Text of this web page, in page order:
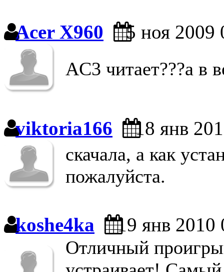
Acer X960 5 ноя 2009
AC3 читает???а в
viktoria166 18 янв
скачала, а как
пожалуйста.
koshe4ka 19 янв 2010
Отличный